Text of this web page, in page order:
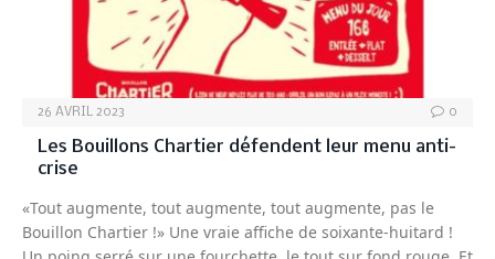
26 AVRIL 2023 0
Les Bouillons Chartier défendent leur menu anti-
crise
«Tout augmente, tout augmente, tout augmente, pas le
Bouillon Chartier !» Une vraie affiche de soixante-huitard !